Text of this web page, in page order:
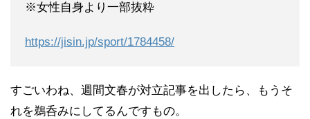
※女性自身より一部抜粋
https://jisin.jp/sport/1784458/
すごいわね、週間文春が対立記事を出したら、もうそ
れを鵜呑みにしてるんですもの。